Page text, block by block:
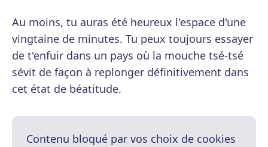
Au moins, tu auras été heureux l'espace d'une
vingtaine de minutes. Tu peux toujours essayer
de t'enfuir dans un pays où la mouche tsé-tsé
sévit de façon à replonger définitivement dans
cet état de béatitude.
Contenu bloqué par vos choix de cookies